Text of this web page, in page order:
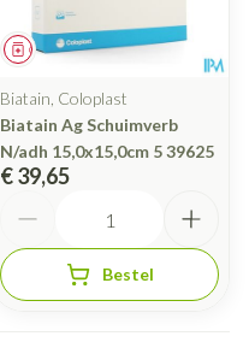
Geneesmiddel
Biatain, Coloplast
Biatain Ag Schuimverb
N/adh 15,0x15,0cm 5 39625
€ 39,65
Bestel